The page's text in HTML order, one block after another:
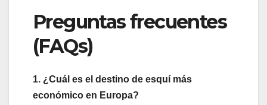
Preguntas frecuentes
(FAQs)
1. ¿Cuál es el destino de esquí más
económico en Europa?